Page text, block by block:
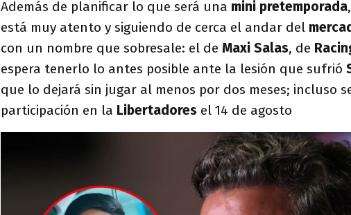
Además de planificar lo que será una mini pretemporada
está muy atento y siguiendo de cerca el andar del
con un nombre que sobresale: el de Maxi Salas, de
espera tenerlo lo antes posible ante la lesión que sufrió
que lo dejará sin jugar al menos por dos meses; incluso
participación en la Libertadores el 14 de agosto